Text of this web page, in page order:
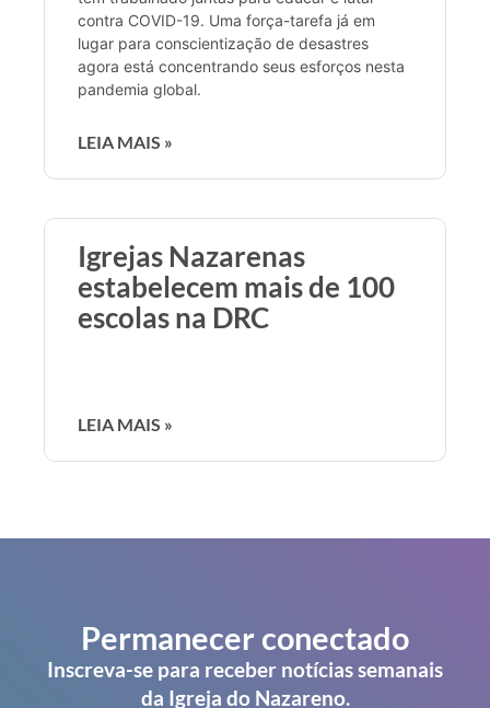
contra COVID-19. Uma força-tarefa já em
lugar para conscientização de desastres
agora está concentrando seus esforços nesta
pandemia global.
LEIA MAIS »
Igrejas Nazarenas
estabelecem mais de 100
escolas na DRC
LEIA MAIS »
Permanecer conectado
Inscreva-se para receber notícias semanais
da Igreja do Nazareno.